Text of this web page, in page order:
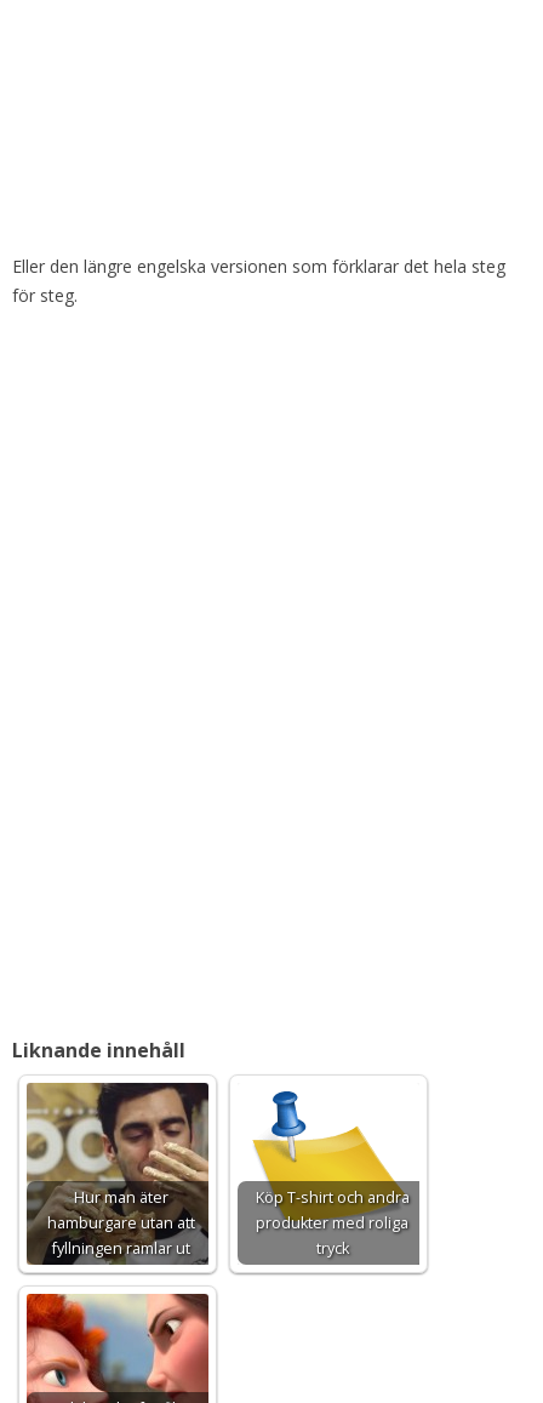
Eller den längre engelska versionen som förklarar det hela steg
för steg.
Liknande innehåll
Hur man äter
hamburgare utan att
fyllningen ramlar ut
Köp T-shirt och andra
produkter med roliga
tryck